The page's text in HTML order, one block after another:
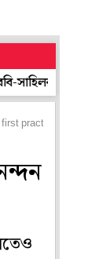
খোঁজই নিত না কেউ!
practice session in